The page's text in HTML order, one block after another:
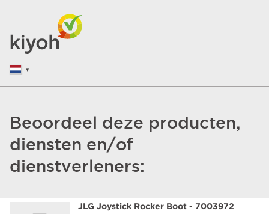
Beoordeel deze producten,
diensten en/of
dienstverleners:
JLG Joystick Rocker Boot - 7003972